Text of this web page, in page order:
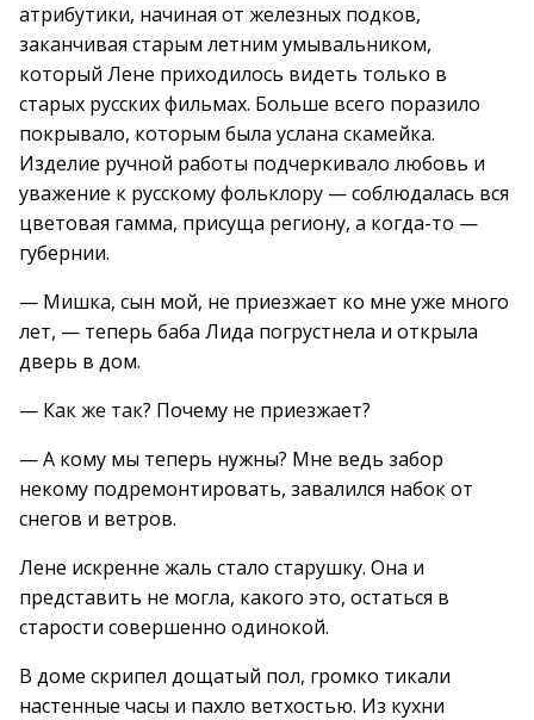
атрибутики, начиная от железных подков,
заканчивая старым летним умывальником,
который Лене приходилось видеть только в
старых русских фильмах. Больше всего поразило
покрывало, которым была услана скамейка.
Изделие ручной работы подчеркивало любовь и
уважение к русскому фольклору — соблюдалась вся
цветовая гамма, присуща региону, а когда-то —
губернии.
— Мишка, сын мой, не приезжает ко мне уже много
лет, — теперь баба Лида погрустнела и открыла
дверь в дом.
— Как же так? Почему не приезжает?
— А кому мы теперь нужны? Мне ведь забор
некому подремонтировать, завалился набок от
снегов и ветров.
Лене искренне жаль стало старушку. Она и
представить не могла, какого это, остаться в
старости совершенно одинокой.
В доме скрипел дощатый пол, громко тикали
настенные часы и пахло ветхостью. Из кухни